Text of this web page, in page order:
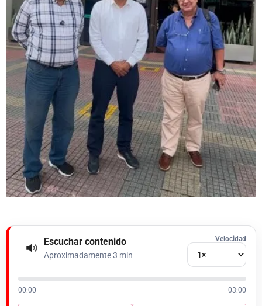
Escuchar contenido
Aproximadamente 3 min
Velocidad
00:00 03:00